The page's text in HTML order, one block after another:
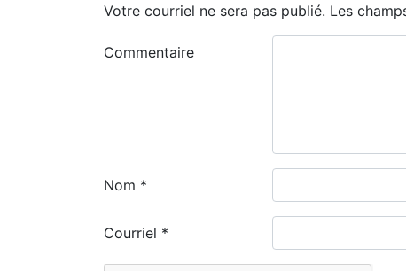
Votre courriel ne sera pas publié. Les
Commentaire
Nom *
Courriel *